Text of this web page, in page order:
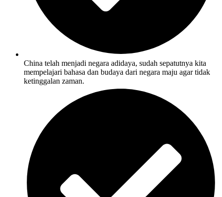
China telah menjadi negara adidaya, sudah sepatutnya kita
mempelajari bahasa dan budaya dari negara maju agar tidak
ketinggalan zaman.